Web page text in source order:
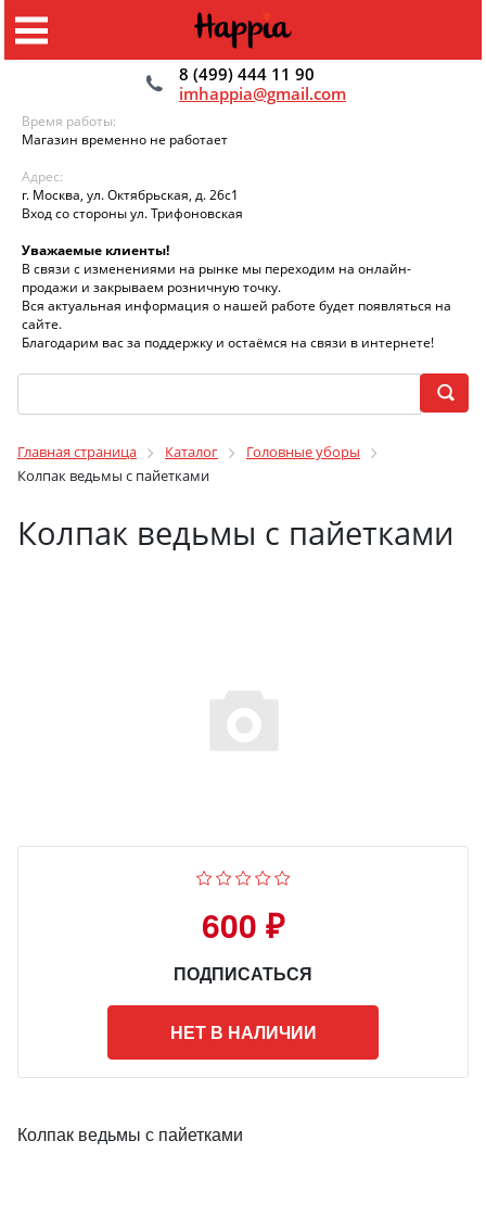
8 (499) 444 11 90
imhappia@gmail.com
Время работы:
Магазин временно не работает
Адрес:
г. Москва, ул. Октябрьская, д. 26с1
Вход со стороны ул. Трифоновская
Уважаемые клиенты!
В связи с изменениями на рынке мы переходим на онлайн-
продажи и закрываем розничную точку.
Вся актуальная информация о нашей работе будет появляться на
сайте.
Благодарим вас за поддержку и остаёмся на связи в интернете!
Главная страница Каталог
Головные уборы
Колпак ведьмы с пайетками
Колпак ведьмы с пайетками
600 ₽
ПОДПИСАТЬСЯ
НЕТ В НАЛИЧИИ
Колпак ведьмы с пайетками